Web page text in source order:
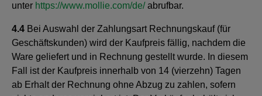
unter https://www.mollie.com/de/abrufbar.
4.4 Bei Auswahl der Zahlungsart Rechnungskauf (für
Geschäftskunden) wird der Kaufpreis fällig, nachdem die
Ware geliefert und in Rechnung gestellt wurde. In diesem
Fall ist der Kaufpreis innerhalb von 14 (vierzehn) Tagen
ab Erhalt der Rechnung ohne Abzug zu zahlen, sofern